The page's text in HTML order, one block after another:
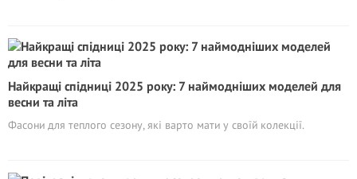
Найкращі спідниці 2025 року: 7 наймодніших моделей для
весни та літа
Фасони для теплого сезону, які варто мати у своїй колекції.